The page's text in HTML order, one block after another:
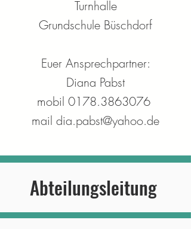
Turnhalle
Grundschule Büschdorf
Euer Ansprechpartner:
Diana Pabst
mobil 0178.3863076
mail dia.pabst@yahoo.de
Abteilungsleitung